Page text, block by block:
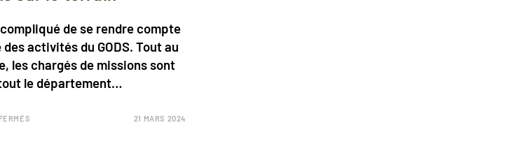
de se rendre compte
activités du GODS. Tout au
les chargés de missions sont
le département…
21 MARS 2024